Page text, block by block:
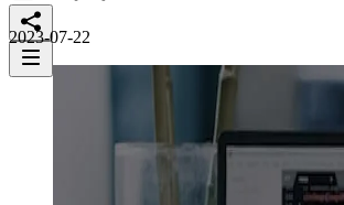
2023-07-22